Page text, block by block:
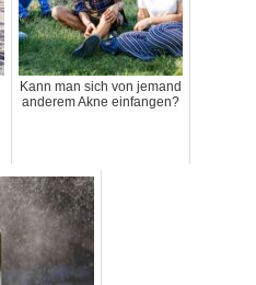
Kann man sich von jemand
anderem Akne einfangen?